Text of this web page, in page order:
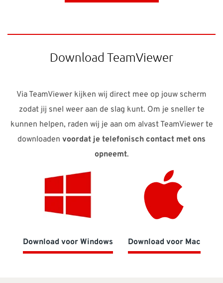
Download TeamViewer
Via TeamViewer kijken wij direct mee op jouw scherm
zodat jij snel weer aan de slag kunt. Om je sneller te
kunnen helpen, raden wij je aan om alvast TeamViewer te
downloaden voordat je telefonisch contact met ons
opneemt.
Download voor Windows Download voor Mac